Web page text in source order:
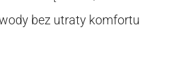
bez utraty komfortu